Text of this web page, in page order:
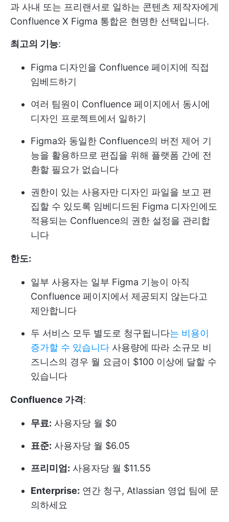
과 사내 또는 프리랜서로 일하는 콘텐츠 제작자에게
Confluence X Figma 통합은 현명한 선택입니다.
최고의 기능:
Figma 디자인을 Confluence 페이지에 직접
임베드하기
여러 팀원이 Confluence 페이지에서 동시에
디자인 프로젝트에서 일하기
Figma와 동일한 Confluence의 버전 제어 기
능을 활용하므로 편집을 위해 플랫폼 간에 전
환할 필요가 없습니다
권한이 있는 사용자만 디자인 파일을 보고 편
집할 수 있도록 임베디드된 Figma 디자인에도
적용되는 Confluence의 권한 설정을 관리합
니다
한도:
일부 사용자는 일부 Figma 기능이 아직
Confluence 페이지에서 제공되지 않는다고
제안합니다
두 서비스 모두 별도로 청구됩니다는 비용이
증가할 수 있습니다 사용량에 따라 소규모 비
즈니스의 경우 월 요금이 $100 이상에 달할 수
있습니다
Confluence 가격 :
무료: 사용자당 월 $0
표준: 사용자당 월 $6.05
프리미엄: 사용자당 월 $11.55
Enterprise: 연간 청구, Atlassian 영업 팀에 문
의하세요